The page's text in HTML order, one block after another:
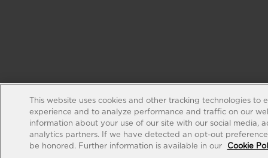
This website uses cookies and other tracking technologies to
experience and to analyze performance and traffic on our
information about your use of our site with our social media,
analytics partners. If we have detected an opt-out
be honored. Further information is available in our
Cookie